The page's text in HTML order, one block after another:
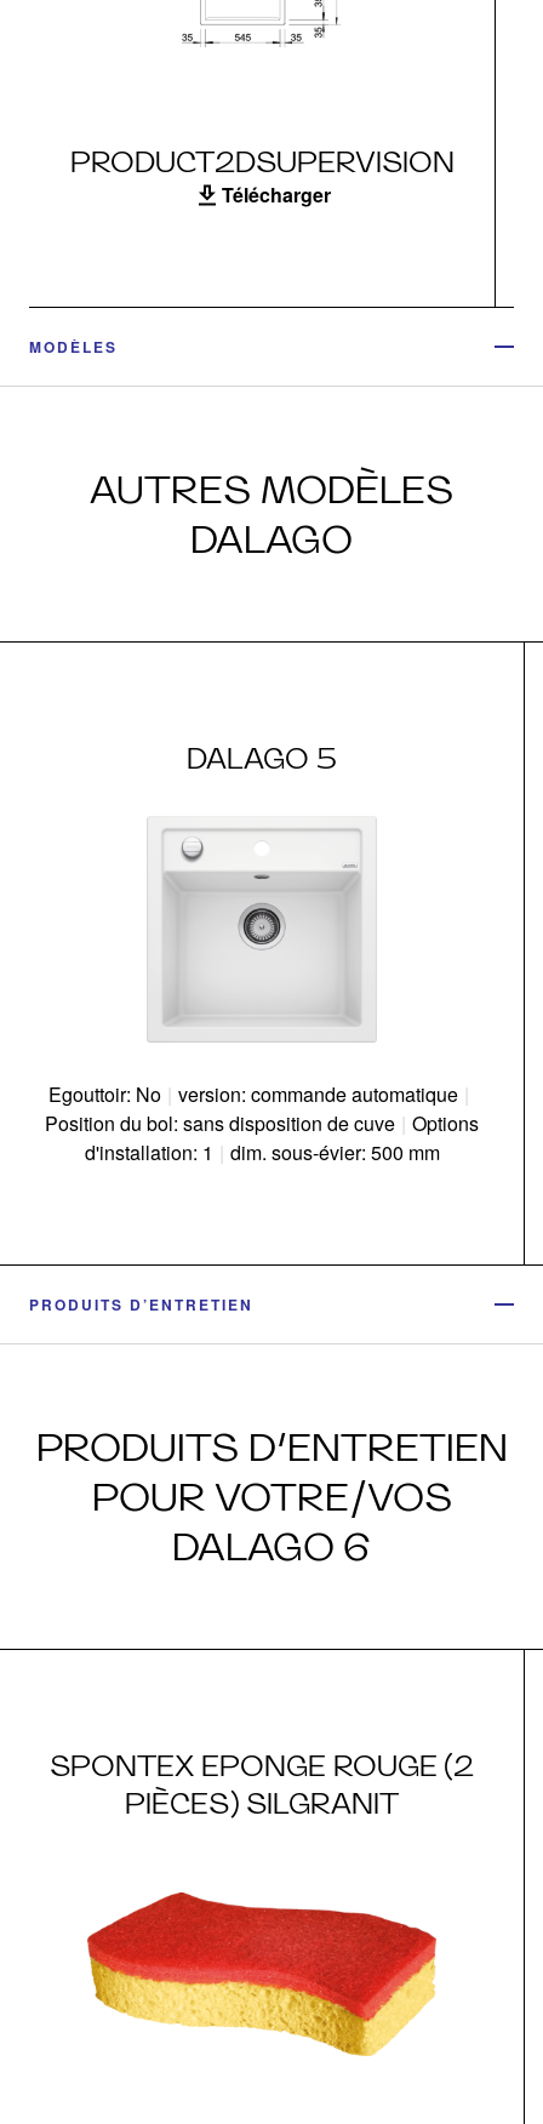
PRODUCT2DSUPERVISION
Télécharger
MODÈLES
AUTRES MODÈLES
DALAGO
DALAGO 5
Egouttoir: No | version: commande automatique |
Position du bol: sans disposition de cuve | Options
d'installation: 1 | dim. sous-évier: 500 mm
PRODUITS D’ENTRETIEN
PRODUITS D’ENTRETIEN
POUR VOTRE/VOS
DALAGO 6
SPONTEX EPONGE ROUGE (2
PIÈCES) SILGRANIT